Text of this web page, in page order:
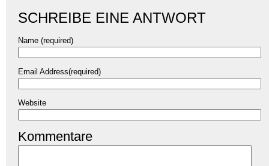
SCHREIBE EINE ANTWORT
Name (required)
Email Address(required)
Website
Kommentare